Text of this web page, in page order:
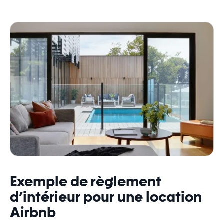
Exemple de règlement
d’intérieur pour une location
Airbnb